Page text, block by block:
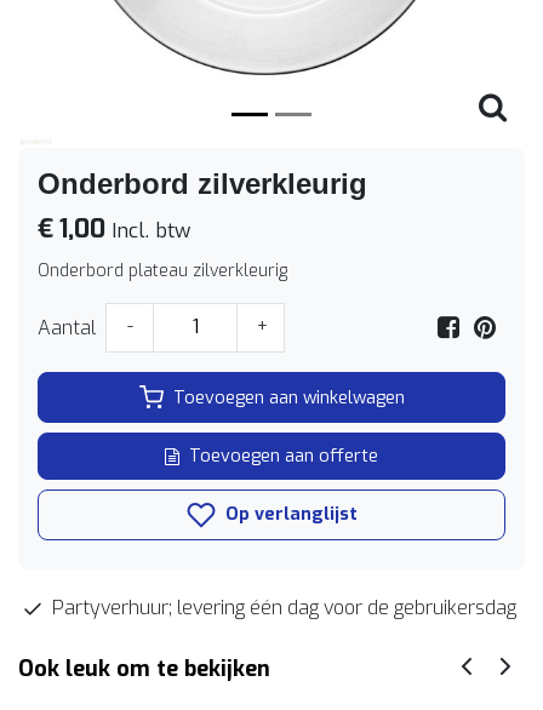
Onderbord zilverkleurig
€ 1,00 Incl. btw
Onderbord plateau zilverkleurig
Aantal - +
Toevoegen aan winkelwagen
Toevoegen aan offerte
Op verlanglijst
Partyverhuur; levering één dag voor de gebruikersdag
Ook leuk om te bekijken